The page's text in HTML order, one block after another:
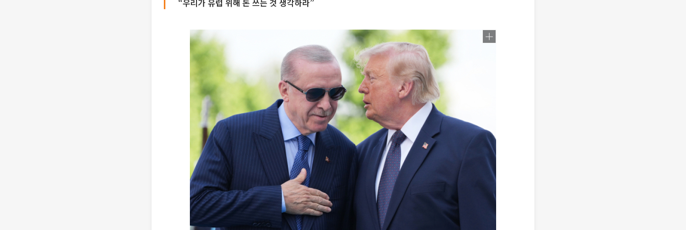
“우리가 유럽 위해 돈 쓰는 것 생각하라”